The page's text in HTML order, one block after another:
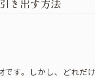
き出す方法
す。しかし、どれだ